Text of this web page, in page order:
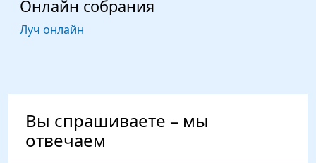
Онлайн собрания
Луч онлайн
Вы спрашиваете – мы
отвечаем